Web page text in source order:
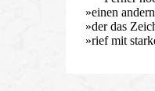
»einen
»der das
»rief mit